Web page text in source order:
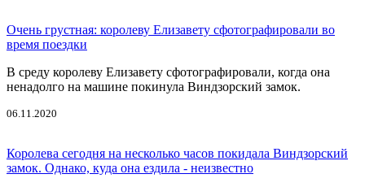
Очень грустная: королеву Елизавету сфотографировали во
время поездки
В среду королеву Елизавету сфотографировали, когда она
ненадолго на машине покинула Виндзорский замок.
06.11.2020
Королева сегодня на несколько часов покидала Виндзорский
замок. Однако, куда она ездила - неизвестно